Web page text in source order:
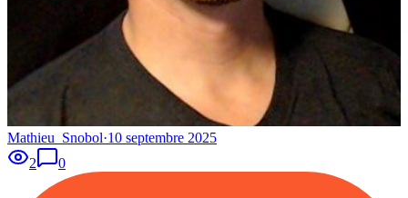
Mathieu_Snobol·10 septembre 2025
2
0